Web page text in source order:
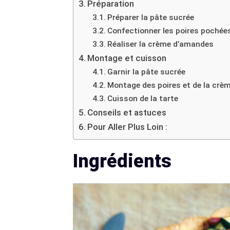
Préparation
Préparer la pâte sucrée
Confectionner les poires
Réaliser la crème d’amandes
Montage et cuisson
Garnir la pâte sucrée
Montage des poires et de la
Cuisson de la tarte
Conseils et astuces
Pour Aller Plus Loin :
Ingrédients